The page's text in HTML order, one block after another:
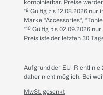
kombinierbar. Preise
*⁸ Gültig bis 12.08.2026
Marke “Accessories“,
*¹⁰ Gültig bis 02.09.2026
Preisliste der letzten 30
Aufgrund der EU-Richtlinie
daher nicht möglich. Bei
MwSt. gesenkt